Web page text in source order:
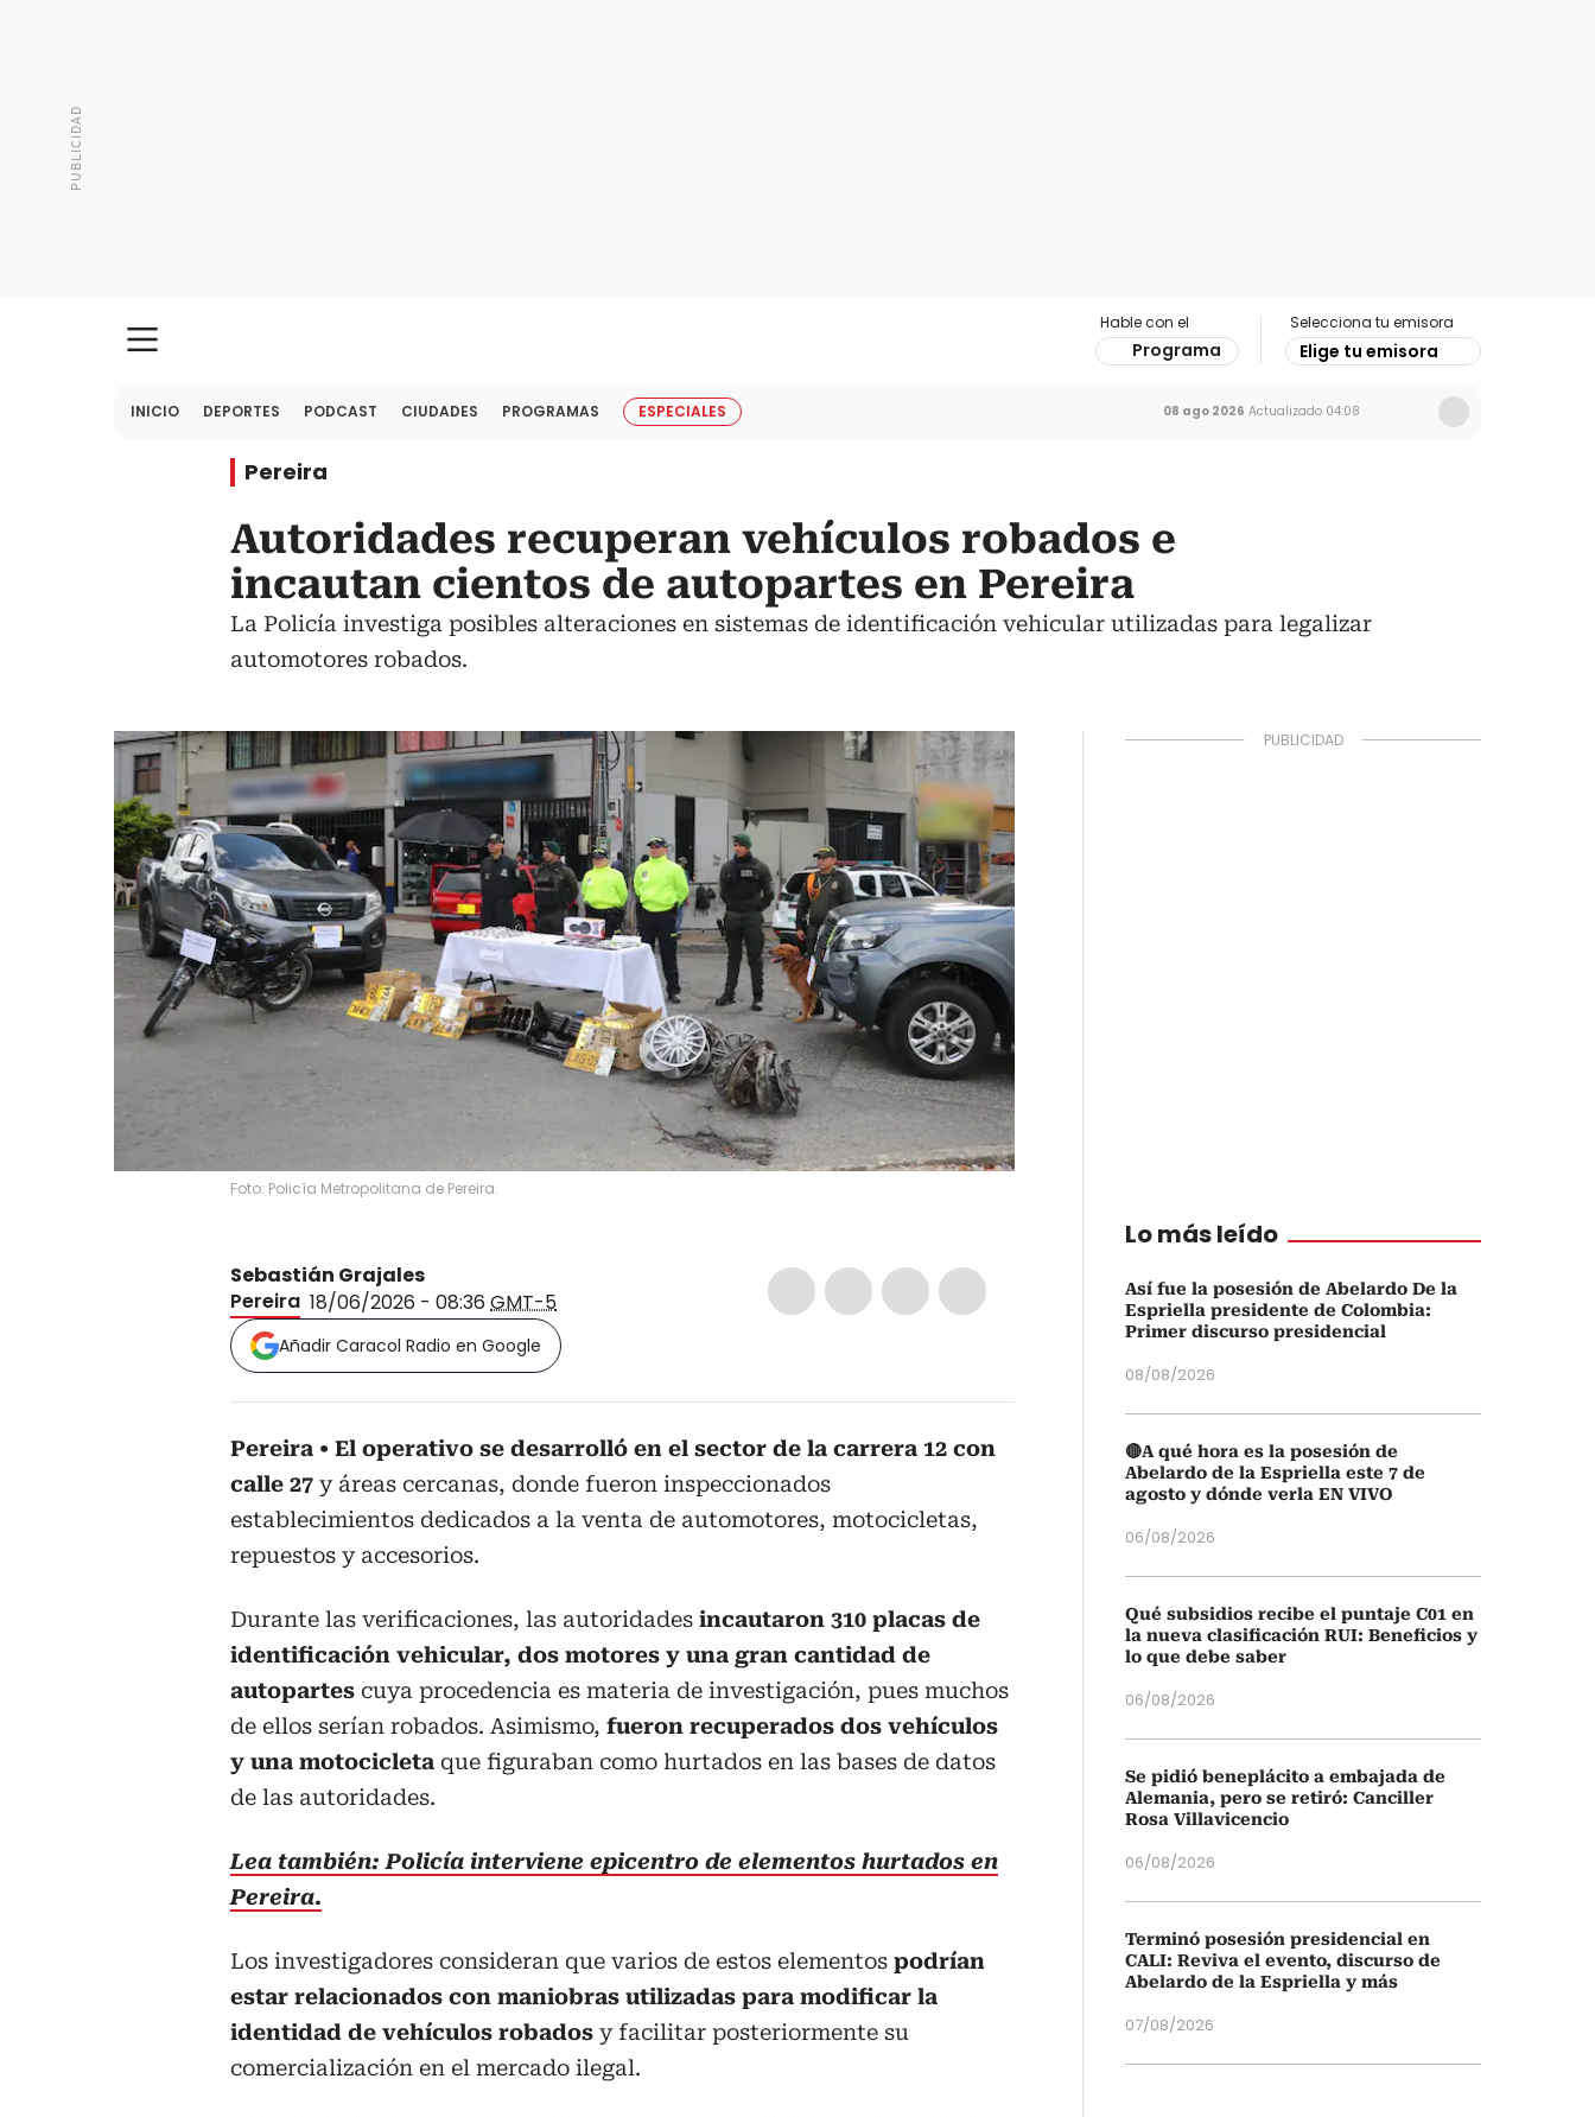
Hable con el
Programa
Selecciona tu emisora
Elige tu emisora
INICIO DEPORTES PODCAST CIUDADES PROGRAMAS ESPECIALES 08 ago 2026 Actualizado 04:08
Pereira
Autoridades recuperan vehículos robados e
incautan cientos de autopartes en Pereira
La Policía investiga posibles alteraciones en sistemas de identificación vehicular utilizadas para legalizar
automotores robados.
Foto: Policía Metropolitana de Pereira.
Sebastián Grajales
Pereira 18/06/2026 - 08:36 GMT-5
Añadir Caracol Radio en Google
Pereira
El operativo se desarrolló en el sector de la carrera 12 con
calle 27 y áreas cercanas, donde fueron inspeccionados
establecimientos dedicados a la venta de automotores, motocicletas,
repuestos y accesorios.
Durante las verificaciones, las autoridades incautaron 310 placas de
identificación vehicular, dos motores y una gran cantidad de
autopartes cuya procedencia es materia de investigación, pues muchos
de ellos serían robados. Asimismo, fueron recuperados dos vehículos
y una motocicleta que figuraban como hurtados en las bases de datos
de las autoridades.
Lea también: Policía interviene epicentro de elementos hurtados en
Pereira.
Los investigadores consideran que varios de estos elementos podrían
estar relacionados con maniobras utilizadas para modificar la
identidad de vehículos robados y facilitar posteriormente su
comercialización en el mercado ilegal.
Lo más leído
Así fue la posesión de Abelardo De la
Espriella presidente de Colombia:
Primer discurso presidencial
08/08/2026
🔴A qué hora es la posesión de
Abelardo de la Espriella este 7 de
agosto y dónde verla EN VIVO
06/08/2026
Qué subsidios recibe el puntaje C01 en
la nueva clasificación RUI: Beneficios y
lo que debe saber
06/08/2026
Se pidió beneplácito a embajada de
Alemania, pero se retiró: Canciller
Rosa Villavicencio
06/08/2026
Terminó posesión presidencial en
CALI: Reviva el evento, discurso de
Abelardo de la Espriella y más
07/08/2026